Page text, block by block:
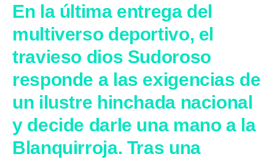
En la última entrega del
multiverso deportivo, el
travieso dios Sudoroso
responde a las exigencias de
un ilustre hinchada nacional
y decide darle una mano a la
Blanquirroja. Tras una